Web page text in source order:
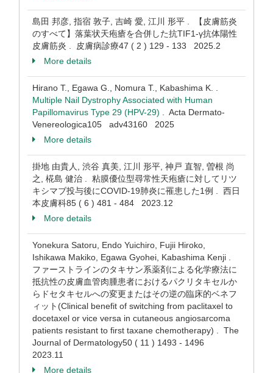
島田 邦彦, 指宿 敦子, 吉崎 愛, 江川 形平 . 【皮膚筋炎
のすべて】落葉状天疱瘡を合併した抗TIF1-γ抗体陽性
皮膚筋炎 . 皮膚病診療47 ( 2 ) 129 - 133 2025.2
More details
Hirano T., Egawa G., Nomura T., Kabashima K. .
Multiple Nail Dystrophy Associated with Human
Papillomavirus Type 29 (HPV-29) . Acta Dermato-
Venereologica105 adv43160 2025
More details
掛地 由貴人, 渋谷 真美, 江川 形平, 神戸 直智, 曽根 尚
之, 椛島 健治 . 粘膜優位型尋常性天疱瘡に対してリツ
キシマブ投与後にCOVID-19肺炎に罹患した1例 . 西日
本皮膚科85 ( 6 ) 481 - 484 2023.12
More details
Yonekura Satoru, Endo Yuichiro, Fujii Hiroko,
Ishikawa Makiko, Egawa Gyohei, Kabashima Kenji .
ファーストラインのタキサン系薬剤による化学療法に
抵抗性の皮膚血管肉腫患者におけるパクリタキセルか
らドセタキセルへの変更またはその逆の臨床的ベネフ
ィット(Clinical benefit of switching from paclitaxel to
docetaxel or vice versa in cutaneous angiosarcoma
patients resistant to first taxane chemotherapy) . The
Journal of Dermatology50 ( 11 ) 1493 - 1496
2023.11
More details